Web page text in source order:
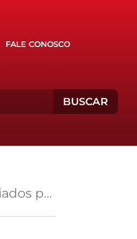
FALE CONOSCO
BUSCAR
feira (01º/10)